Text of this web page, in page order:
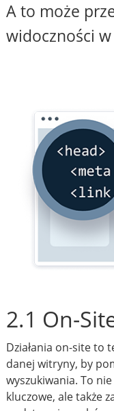
A to może
widoczności
2.1 On-
Działania on-site to
danej witryny, by
wyszukiwania. To
kluczowe, ale także